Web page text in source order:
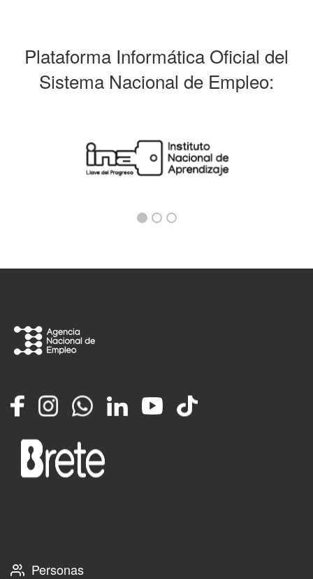
Plataforma Informática Oficial del
Sistema Nacional de Empleo:
FacebookInstagramWhatsappLinkedInYouTube
TikTok
Personas